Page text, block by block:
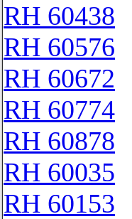
RH 60438
RH 60576
RH 60672
RH 60774
RH 60878
RH 60035
RH 60153